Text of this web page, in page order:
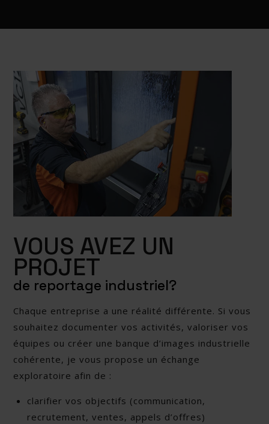
VOUS AVEZ UN
PROJET
de reportage industriel?
Chaque entreprise a une réalité différente. Si vous
souhaitez documenter vos activités, valoriser vos
équipes ou créer une banque d’images industrielle
cohérente, je vous propose un échange
exploratoire afin de :
clarifier vos objectifs (communication,
recrutement, ventes, appels d’offres)